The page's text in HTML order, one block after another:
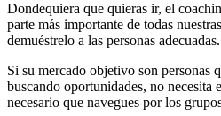
Dondequiera que quieras ir, el
parte más importante de todas
demuéstrelo a las personas adecuadas.
Si su mercado objetivo son personas
buscando oportunidades, no necesita
necesario que navegues por los